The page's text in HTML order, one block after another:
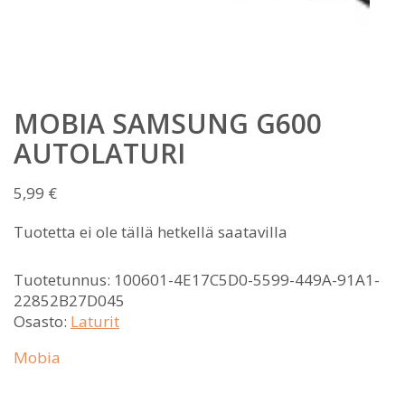
MOBIA SAMSUNG G600
AUTOLATURI
5,99 €
Tuotetta ei ole tällä hetkellä saatavilla
Tuotetunnus: 100601-4E17C5D0-5599-449A-91A1-
22852B27D045
Osasto: Laturit
Mobia